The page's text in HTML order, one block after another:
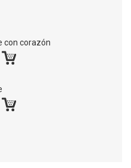
con corazón